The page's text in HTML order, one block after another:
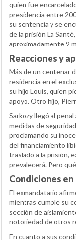
quien fue
presidencia entre
su sentencia y se
de la prisión La
aproximadamente 9
Reacciones y
Más de un centenar
residencia en el
su hijo Louis, quien
apoyo. Otro hijo,
Sarkozy llegó al
medidas de
proclamando su
del financiamiento
traslado a la prisión,
prevalecerá. Pero
Condiciones
El exmandatario
mientras cumple su
sección de
notoriedad de otros
En cuanto a sus